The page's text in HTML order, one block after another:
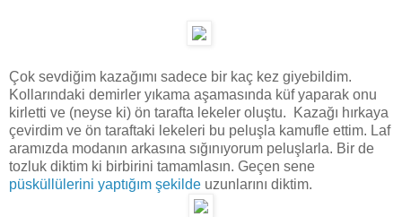
Çok sevdiğim kazağımı sadece bir kaç kez giyebildim.
Kollarındaki demirler yıkama aşamasında küf yaparak onu
kirletti ve (neyse ki) ön tarafta lekeler oluştu. Kazağı hırkaya
çevirdim ve ön taraftaki lekeleri bu peluşla kamufle ettim. Laf
aramızda modanın arkasına sığınıyorum peluşlarla. Bir de
tozluk diktim ki birbirini tamamlasın. Geçen sene
püsküllülerini yaptığım şekilde uzunlarını diktim.